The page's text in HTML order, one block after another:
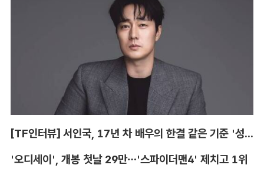
[TF인터뷰] 서인국, 17년 차 배우의 한결 같은 기준 '성장'
'오디세이', 개봉 첫날 29만…'스파이더맨4' 제치고 1위